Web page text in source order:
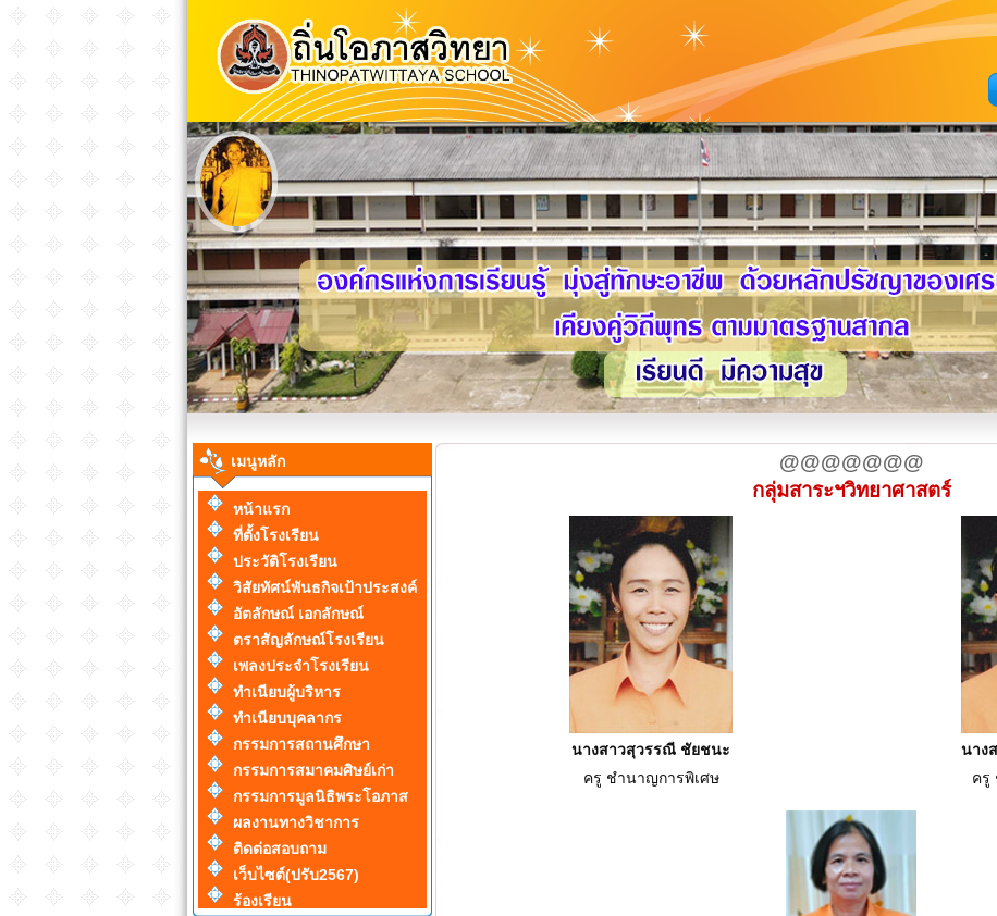
เมนูหลัก
หน้าแรก
ที่ตั้งโรงเรียน
ประวัติโรงเรียน
วิสัยทัศน์พันธกิจเป้าประสงค์
อัตลักษณ์ เอกลักษณ์
ตราสัญลักษณ์โรงเรียน
เพลงประจำโรงเรียน
ทำเนียบผู้บริหาร
ทำเนียบบุคลากร
กรรมการสถานศึกษา
กรรมการสมาคมศิษย์เก่า
กรรมการมูลนิธิพระโอภาส
ผลงานทางวิชาการ
ติดต่อสอบถาม
เว็บไซต์(ปรับ2567)
ร้องเรียน
@@@@@@@
กลุ่มสาระฯวิทยาศาสตร์
นางสาวสุวรรณี ชัยชนะ
ครู ชำนาญการพิเศษ
นาง
ครู